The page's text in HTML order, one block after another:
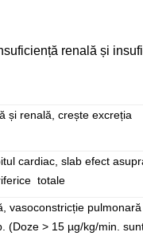
renală și
și renală, crește excreția
cardiac, slab efect
totale
vasoconstricție pulmonară
(Doze > 15 µg/kg/min.